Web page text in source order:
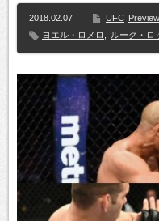
2018.02.07 UFC Preview
ヨエル・ロメロ
ルーク・ロ